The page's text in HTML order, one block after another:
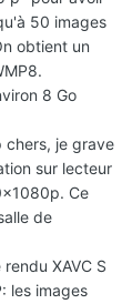
50 images
obtient un
8 Go
chers, je grave
sur lecteur
Ce
de
XAVC S
les images